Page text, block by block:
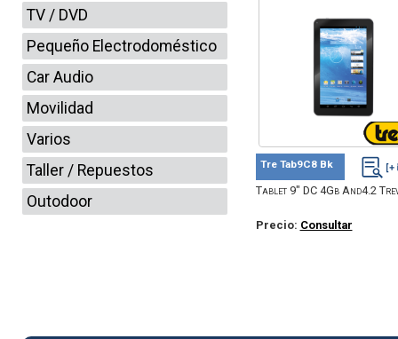
TV / DVD
Pequeño Electrodoméstico
Car Audio
Movilidad
Varios
Taller / Repuestos
Outodoor
Tre Tab9C8 Bk
Tablet 9" DC 4Gb And4.2
Precio: Consultar